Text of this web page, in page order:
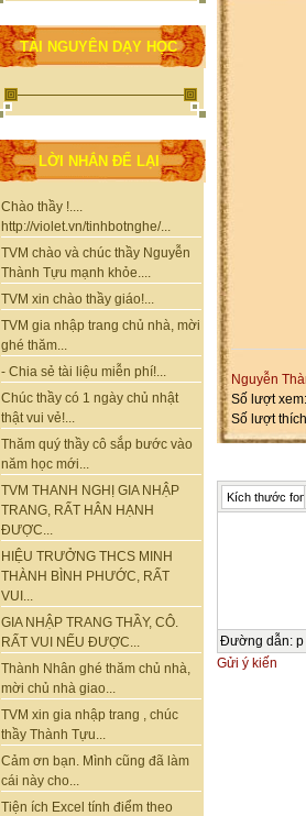
TÀI NGUYÊN DẠY HỌC
LỜI NHẮN ĐỂ LẠI
Chào thầy !....
http://violet.vn/tinhbotnghe/...
TVM chào và chúc thầy Nguyễn
Thành Tựu mạnh khỏe....
TVM xin chào thầy giáo!...
TVM gia nhập trang chủ nhà, mời
ghé thăm...
- Chia sẻ tài liệu miễn phí!...
Chúc thầy có 1 ngày chủ nhật
thật vui vẻ!...
Thăm quý thầy cô sắp bước vào
năm học mới...
TVM THANH NGHỊ GIA NHẬP
TRANG, RẤT HÂN HẠNH
ĐƯỢC...
HIỆU TRƯỞNG THCS MINH
THÀNH BÌNH PHƯỚC, RẤT
VUI...
GIA NHẬP TRANG THẦY, CÔ.
RẤT VUI NẾU ĐƯỢC...
Thành Nhân ghé thăm chủ nhà,
mời chủ nhà giao...
TVM xin gia nhập trang , chúc
thầy Thành Tựu...
Cảm ơn bạn. Mình cũng đã làm
cái này cho...
Tiện ích Excel tính điểm theo
Nguyễn
Số lượt
Số lượt
Kích thước
Đường dẫn: p
Gửi ý kiến